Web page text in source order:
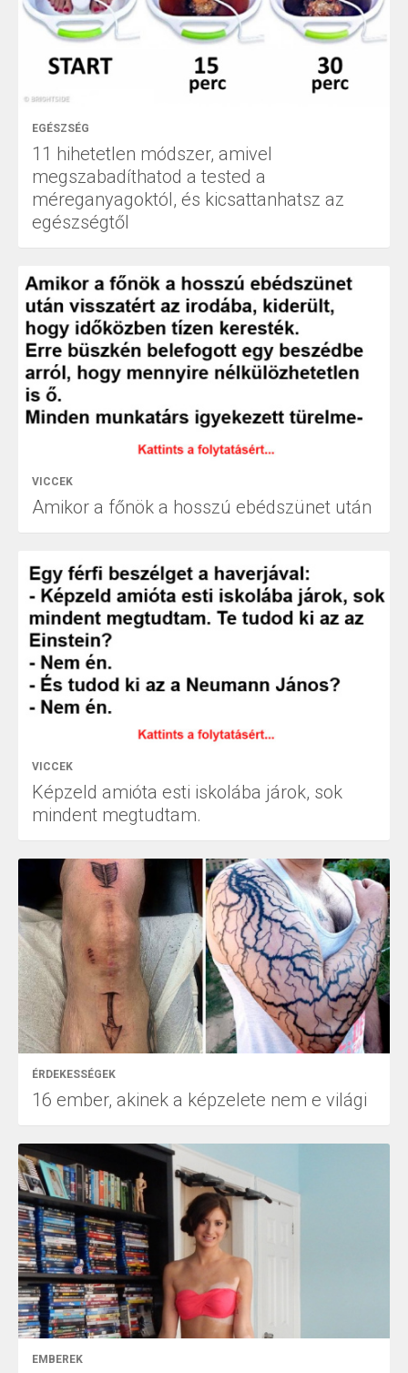
EGÉSZSÉG
11 hihetetlen módszer, amivel
megszabadíthatod a tested a
méreganyagoktól, és kicsattanhatsz az
egészségtől
VICCEK
Amikor a főnök a hosszú ebédszünet után
VICCEK
Képzeld amióta esti iskolába járok, sok
mindent megtudtam.
ÉRDEKESSÉGEK
16 ember, akinek a képzelete nem e világi
EMBEREK